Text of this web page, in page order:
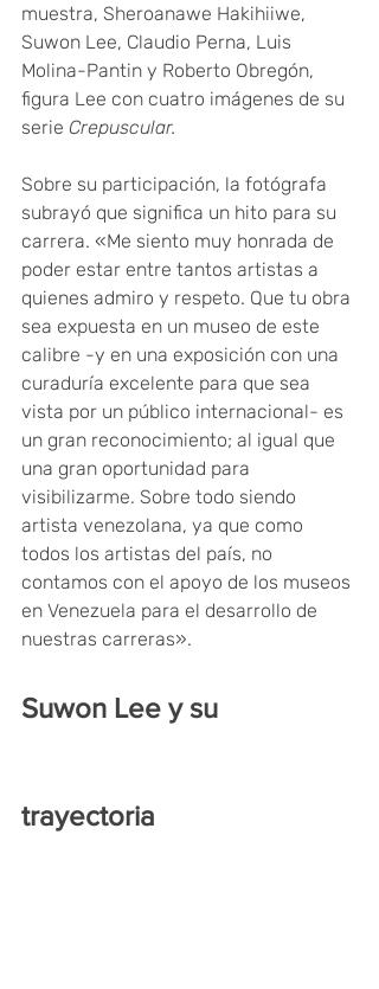
muestra, Sheroanawe Hakihiiwe,
Suwon Lee, Claudio Perna, Luis
Molina-Pantin y Roberto Obregón,
figura Lee con cuatro imágenes de su
serie Crepuscular.
Sobre su participación, la fotógrafa
subrayó que significa un hito para su
carrera. «Me siento muy honrada de
poder estar entre tantos artistas a
quienes admiro y respeto. Que tu obra
sea expuesta en un museo de este
calibre -y en una exposición con una
curaduría excelente para que sea
vista por un público internacional- es
un gran reconocimiento; al igual que
una gran oportunidad para
visibilizarme. Sobre todo siendo
artista venezolana, ya que como
todos los artistas del país, no
contamos con el apoyo de los museos
en Venezuela para el desarrollo de
nuestras carreras».
Suwon Lee y su
trayectoria